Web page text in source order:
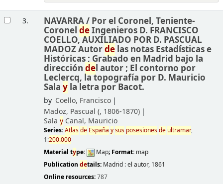
3. NAVARRA / Por el Coronel, Teniente-
Coronel deIngenieros D. FRANCISCO
COELLO, AUXILIADO POR D. PASCUAL
MADOZ Autordelas notas Estadísticas e
Históricas ; Grabado en Madrid bajo la
dirección del autor ; El contorno por
Leclercq, la topografía por D. Mauricio
Sala yla letra por Bacot.
by Coello, Francisco
Madoz, Pascual (, 1806-1870)
Sala yCanal, Mauricio
Series:Atlasde España ysus posesionesde ultramar,
1:200.000
Material type: Map; Format: map
Publication details: Madrid :el autor, 1861
Online resources:787